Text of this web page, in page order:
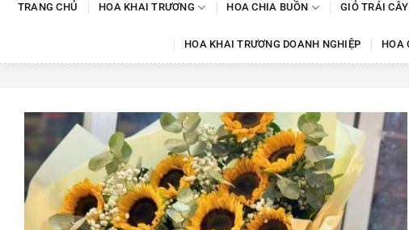
TRANG CHỦ HOA KHAI TRƯƠNG HOA CHIA BUỒN GIỎ TRÁI
HOA KHAI TRƯƠNG DOANH NGHIỆP HOA